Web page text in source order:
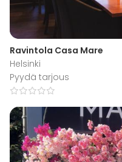
Ravintola Casa Mare
Helsinki
Pyydä tarjous